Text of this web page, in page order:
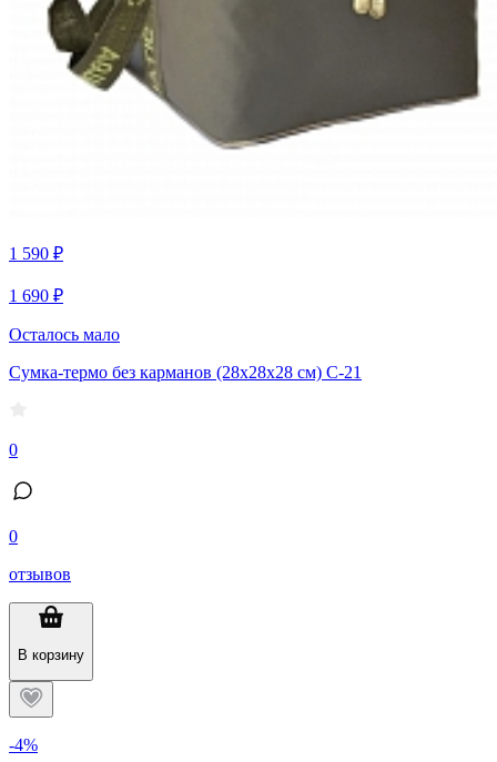
1 590 ₽
1 690 ₽
Осталось мало
Сумка-термо без карманов (28х28х28 см) С-21
0
0
отзывов
В корзину
-4%